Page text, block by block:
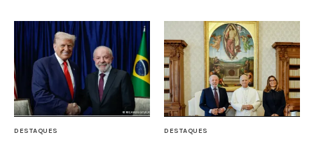
DESTAQUES DESTAQUES